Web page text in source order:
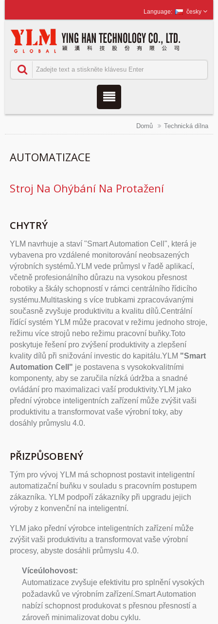
česky
Domů Technická dílna
AUTOMATIZACE
Stroj Na Ohýbání Na Protažení
CHYTRÝ
YLM navrhuje a staví "Smart Automation Cell", která je
vybavena pro vzdálené monitorování neobsazených
výrobních systémů.YLM vede průmysl v řadě aplikací,
včetně profesionálního důrazu na vysokou přesnost
robotiky a škály schopností v rámci centrálního řídicího
systému.Multitasking s více trubkami zpracovávanými
současně zvyšuje produktivitu a kvalitu dílů.Centrální
řídící systém YLM může pracovat v režimu jednoho stroje,
režimu více strojů nebo režimu pracovní buňky.Toto
poskytuje řešení pro zvýšení produktivity a zlepšení
kvality dílů při snižování investic do kapitálu.YLM "Smart
Automation Cell" je postavena s vysokokvalitními
komponenty, aby se zaručila nízká údržba a snadné
ovládání pro maximalizaci vaší produktivity.YLM jako
přední výrobce inteligentních zařízení může zvýšit vaši
produktivitu a transformovat vaše výrobní toky, aby
dosáhly průmyslu 4.0.
PŘIZPŮSOBENÝ
Tým pro vývoj YLM má schopnost postavit inteligentní
automatizační buňku v souladu s pracovním postupem
zákazníka. YLM podpoří zákazníky při upgradu jejich
výroby z konvenční na inteligentní.
YLM jako přední výrobce inteligentních zařízení může
zvýšit vaši produktivitu a transformovat vaše výrobní
procesy, abyste dosáhli průmyslu 4.0.
Víceúlohovost:
Automatizace zvyšuje efektivitu pro splnění vysokých
požadavků ve výrobním zařízení.Smart Automation
nabízí schopnost produkovat s přesnou přesností a
zároveň minimalizovat dobu cyklu.